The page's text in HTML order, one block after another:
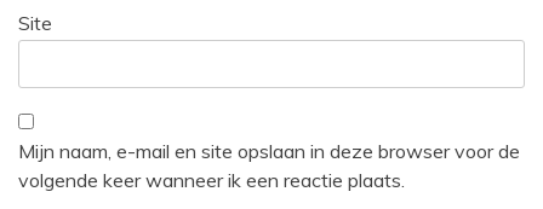
Site
Mijn naam, e-mail en site opslaan in deze browser voor de
volgende keer wanneer ik een reactie plaats.